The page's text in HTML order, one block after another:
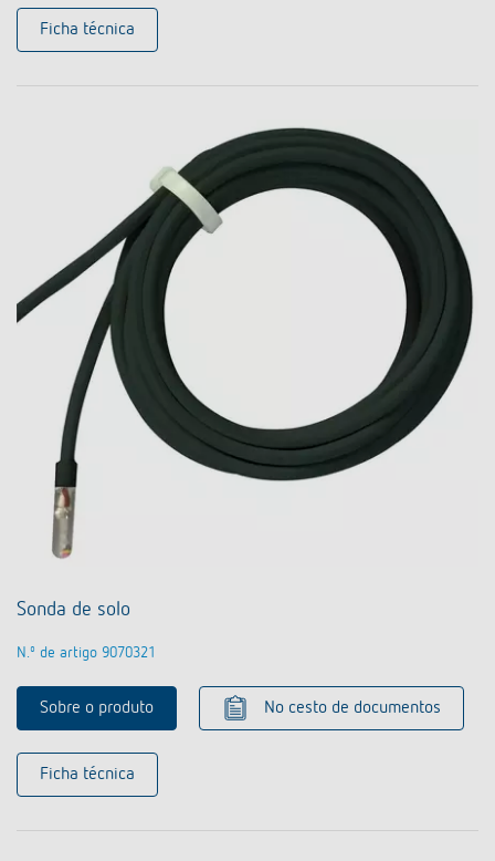
Ficha técnica
Sonda de solo
N.º de artigo 9070321
Sobre o produto No cesto de documentos
Ficha técnica